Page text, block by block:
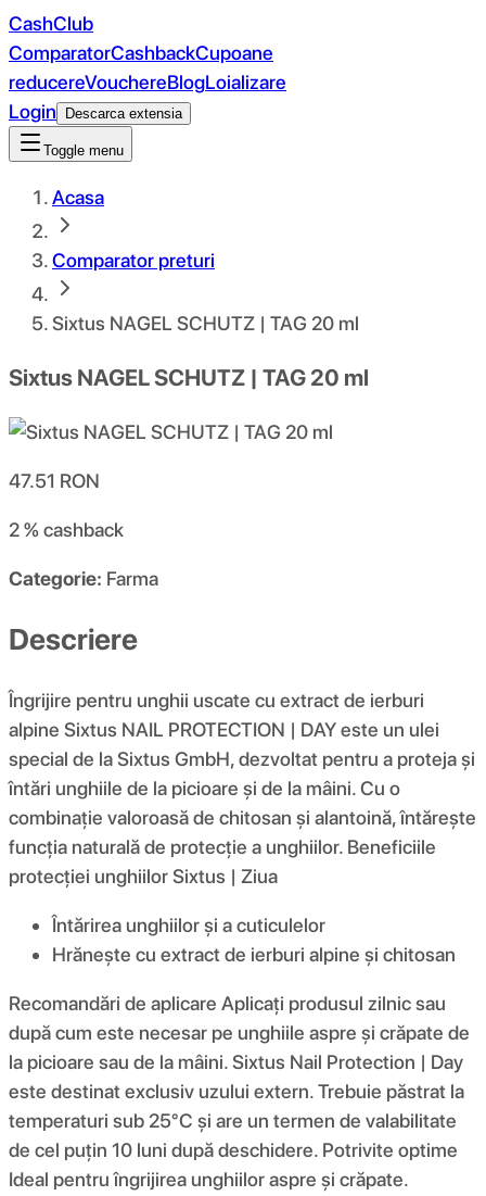
CashClub
ComparatorCashbackCupoane
reducereVouchereBlogLoializare
Login
Descarca extensia
Toggle menu
Acasa
Comparator preturi
Sixtus NAGEL SCHUTZ | TAG 20 ml
Sixtus NAGEL SCHUTZ | TAG 20 ml
47.51 RON
2 %cashback
Categorie: Farma
Descriere
Îngrijire pentru unghii uscate cu extract de ierburi
alpine Sixtus NAIL PROTECTION | DAY este un ulei
special de la Sixtus GmbH, dezvoltat pentru a proteja și
întări unghiile de la picioare și de la mâini. Cu o
combinație valoroasă de chitosan și alantoină, întărește
funcția naturală de protecție a unghiilor. Beneficiile
protecției unghiilor Sixtus | Ziua
Întărirea unghiilor și a cuticulelor
Hrănește cu extract de ierburi alpine și chitosan
Recomandări de aplicare Aplicați produsul zilnic sau
după cum este necesar pe unghiile aspre și crăpate de
la picioare sau de la mâini. Sixtus Nail Protection | Day
este destinat exclusiv uzului extern. Trebuie păstrat la
temperaturi sub 25°C și are un termen de valabilitate
de cel puțin 10 luni după deschidere. Potrivite optime
Ideal pentru îngrijirea unghiilor aspre și crăpate.